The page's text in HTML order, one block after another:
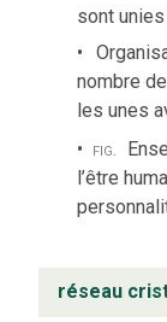
sont
nombre
les unes
fig.
l’être
réseau